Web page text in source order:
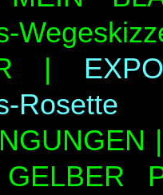
|
|